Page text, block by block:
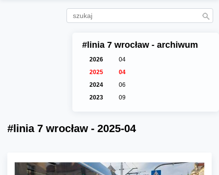
#linia 7 wrocław - archiwum
2026
04
2025
04
2024
06
2023
09
#linia 7 wrocław - 2025-04